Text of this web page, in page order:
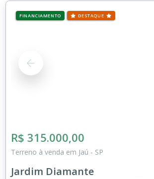
FINANCIAMENTO DESTAQUE
R$ 315.000,00
Terreno à venda em Jaú - SP
Jardim Diamante